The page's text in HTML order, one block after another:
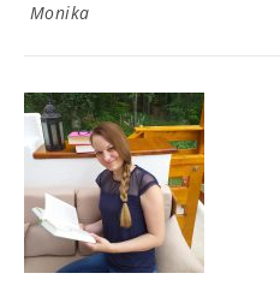
Monika